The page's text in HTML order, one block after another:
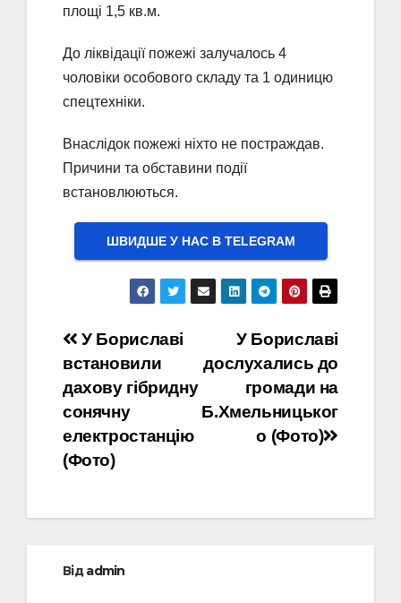
площі 1,5 кв.м.
До ліквідації пожежі залучалось 4
чоловіки особового складу та 1 одиницю
спецтехніки.
Внаслідок пожежі ніхто не постраждав.
Причини та обставини події
встановлюються.
ШВИДШЕ У НАС В ТELEGRAM
Навігація
записів
У Бориславі
дослухались до
громади на
Б.Хмельницьког
о (Фото)
У Бориславі
встановили
дахову гібридну
сонячну
електростанцію
(Фото)
Відadmin